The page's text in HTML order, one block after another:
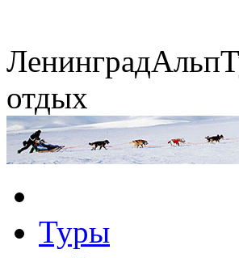
Ленинград
отдых
Туры